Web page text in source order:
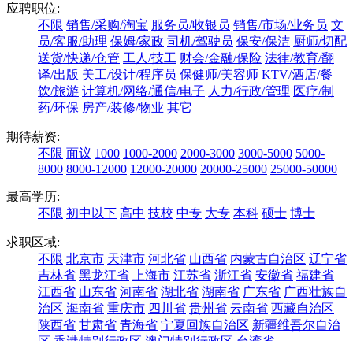
应聘职位:
不限 销售/采购/淘宝 服务员/收银员 销售/市场/业务员 文
员/客服/助理 保姆/家政 司机/驾驶员 保安/保洁 厨师/切配
送货/快递/仓管 工人/技工 财会/金融/保险 法律/教育/翻
译/出版 美工/设计/程序员 保健师/美容师 KTV/酒店/餐
饮/旅游 计算机/网络/通信/电子 人力/行政/管理 医疗/制
药/环保 房产/装修/物业 其它
期待薪资:
不限 面议 1000 1000-2000 2000-3000 3000-5000 5000-
8000 8000-12000 12000-20000 20000-25000 25000-50000
最高学历:
不限 初中以下 高中 技校 中专 大专 本科 硕士 博士
求职区域:
不限 北京市 天津市 河北省 山西省 内蒙古自治区 辽宁省
吉林省 黑龙江省 上海市 江苏省 浙江省 安徽省 福建省
江西省 山东省 河南省 湖北省 湖南省 广东省 广西壮族自
治区 海南省 重庆市 四川省 贵州省 云南省 西藏自治区
陕西省 甘肃省 青海省 宁夏回族自治区 新疆维吾尔自治